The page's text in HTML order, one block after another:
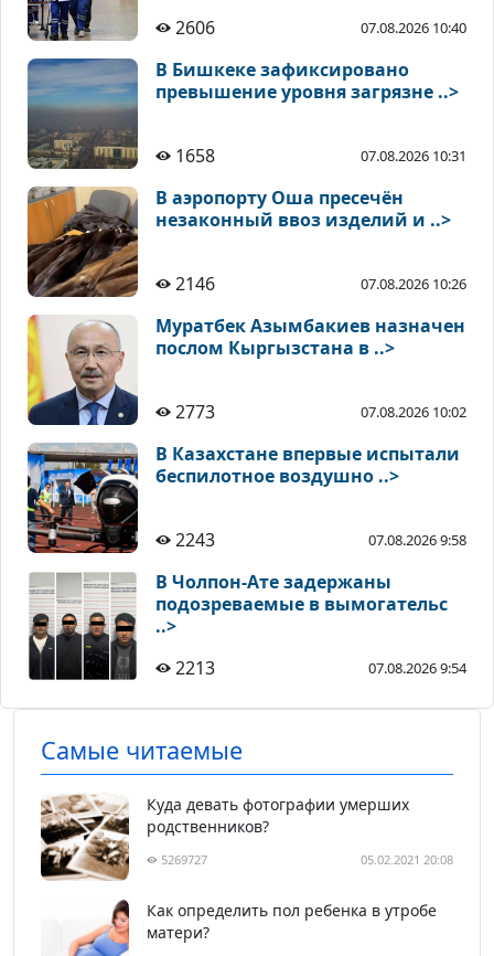
2606 07.08.2026 10:40
В Бишкеке зафиксировано
превышение уровня загрязне ..>
1658 07.08.2026 10:31
В аэропорту Оша пресечён
незаконный ввоз изделий и ..>
2146 07.08.2026 10:26
Муратбек Азымбакиев назначен
послом Кыргызстана в ..>
2773 07.08.2026 10:02
В Казахстане впервые испытали
беспилотное воздушно ..>
2243 07.08.2026 9:58
В Чолпон-Ате задержаны
подозреваемые в вымогательс
..>
2213
07.08.2026 9:54
Самые читаемые
Куда девать фотографии умерших
родственников?
5269727 05.02.2021 20:08
Как определить пол ребенка в утробе
матери?